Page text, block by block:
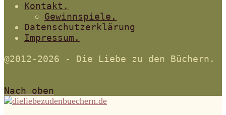
Kontakt.
Gewinnspiele.
Datenschutzerklärung
Impressum.
@2012-2026 - Die Liebe zu den Büchern.
Nach oben